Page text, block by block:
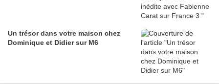
Un trésor dans votre maison chez
Dominique et Didier sur M6